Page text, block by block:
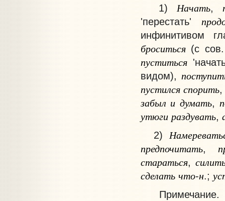
1) Начать,
'перестать'
инфинитивом
броситься(с
пуститься
видом),
пустился спорить
забыл и думать,
утюги раздувать,
2)
предпочитать,
стараться,
сделать что-н.;
Примечание.